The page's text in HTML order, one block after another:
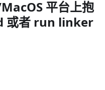
平台上抱
或者 run linker